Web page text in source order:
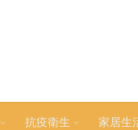
抗疫衛生 家居生